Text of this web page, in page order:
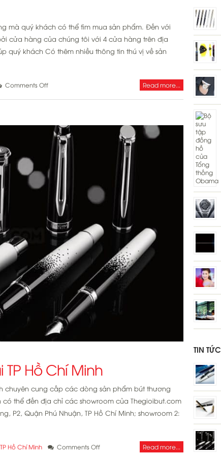
mà quý khách có thể tìm mua sản phẩm. Đến với
cửa hàng của chúng tôi với 4 cửa hàng trên địa
quý khách Có thêm nhiều thông tin thú vị về sản
Comments Offon
Waterman
Việt
Nam
Read more...
Hồ Chí Minh
chuyên cung cấp các dòng sản phẩm bút thương
thể đến địa chỉ các showroom của Thegioibut.com
P2, Quận Phú Nhuận, TP Hồ Chí Minh; showroom 2:
Hồ Chí Minh Comments Offon
Read more...
TIN TỨC